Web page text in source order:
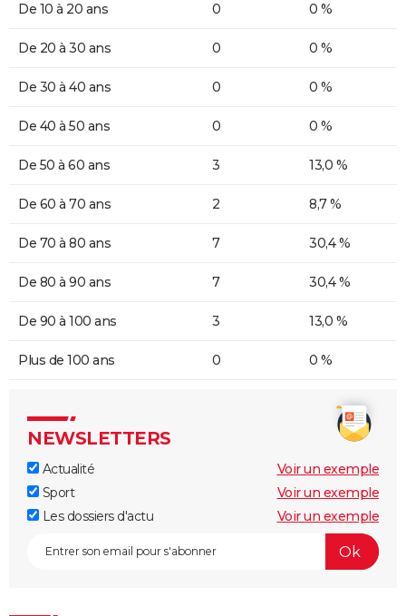
De 10 à 20 ans 0 0 %
De 20 à 30 ans 0 0 %
De 30 à 40 ans 0 0 %
De 40 à 50 ans 0 0 %
De 50 à 60 ans 3 13,0 %
De 60 à 70 ans 2 8,7 %
De 70 à 80 ans 7 30,4 %
De 80 à 90 ans 7 30,4 %
De 90 à 100 ans 3 13,0 %
Plus de 100 ans 0 0 %
NEWSLETTERS
Actualité
Voir un exemple
Sport
Voir un exemple
Les dossiers d'actu
Voir un exemple